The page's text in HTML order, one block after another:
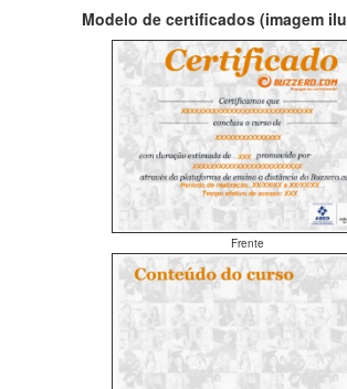
Modelo de certificados (imagem
Frente